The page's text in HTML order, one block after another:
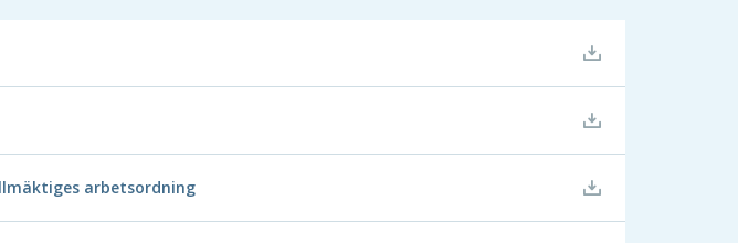
arbetsordning